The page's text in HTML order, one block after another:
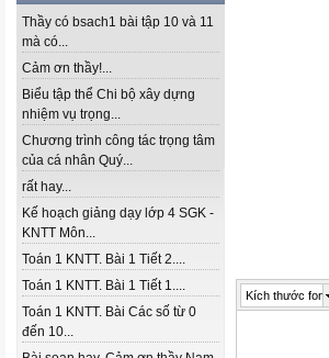
Thầy có bsach1 bài tập 10 và 11
mà có...
Cảm ơn thầy!...
Biểu tập thể Chi bộ xây dựng
nhiệm vụ trọng...
Chương trình công tác trọng tâm
của cá nhân Quý...
rất hay...
Kế hoạch giảng dạy lớp 4 SGK -
KNTT Môn...
Toán 1 KNTT. Bài 1 Tiết 2....
Toán 1 KNTT. Bài 1 Tiết 1....
Toán 1 KNTT. Bài Các số từ 0
đến 10...
Kích thước font